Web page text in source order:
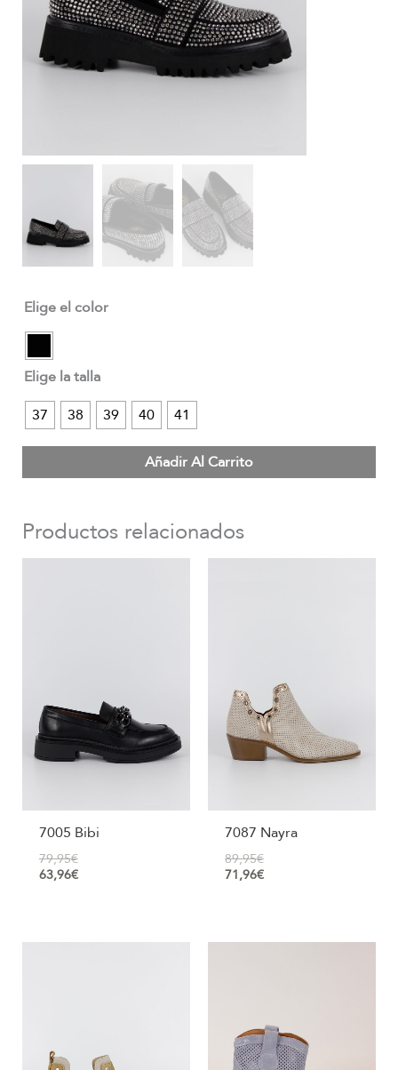
Elige el color
Elige la talla
37
38 39 40 41
Añadir Al Carrito
Productos relacionados
7005 Bibi
79,95€
63,96€
7087 Nayra
89,95€
71,96€